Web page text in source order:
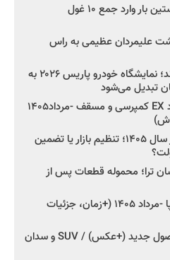
۳ خودروساز چینی برای نخستین بار وارد جمع ۱۰ غول
علیمردان عظیمی به راس
چینی‌ها به قلب اروپا رسیدند؛ نمایشگاه خودرو پاریس ۲۰۲۶ به
تبدیل می‌شود
شروع فروش اقساطی زامیاد EX کمپرسی و مسقف -مرداد۱۴۰۵
راز واردات ۷۵ هزار خودرو در سال ۱۴۰۵؛ تنظیم بازار یا تضمین
ترا؛ محموله قطعات پس از
شروع فروش کوییک S سایپا -مرداد ۱۴۰۵ (+زمان، جزئیات
کرمان موتور به دنبال ۲ محصول جدید (+عکس) / SUV و سدان